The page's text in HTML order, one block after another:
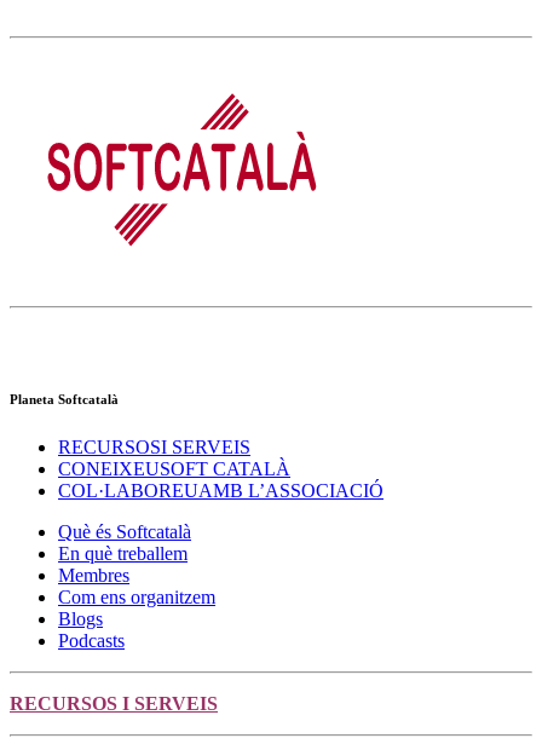
Planeta Softcatalà
RECURSOSI SERVEIS
CONEIXEUSOFT CATALÀ
COL·LABOREUAMB L’ASSOCIACIÓ
Què és Softcatalà
En què treballem
Membres
Com ens organitzem
Blogs
Podcasts
RECURSOS I SERVEIS